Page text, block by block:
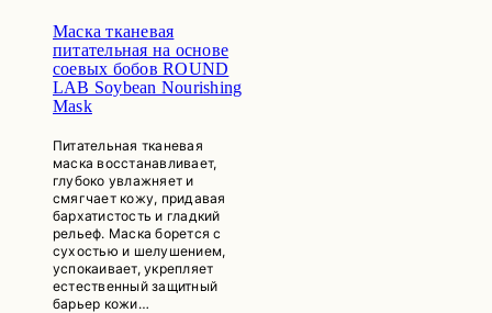
Маска тканевая
питательная на основе
соевых бобов ROUND
LAB Soybean Nourishing
Mask
Питательная тканевая
маска восстанавливает,
глубоко увлажняет и
смягчает кожу, придавая
бархатистость и гладкий
рельеф. Маска борется с
сухостью и шелушением,
успокаивает, укрепляет
естественный защитный
барьер кожи…